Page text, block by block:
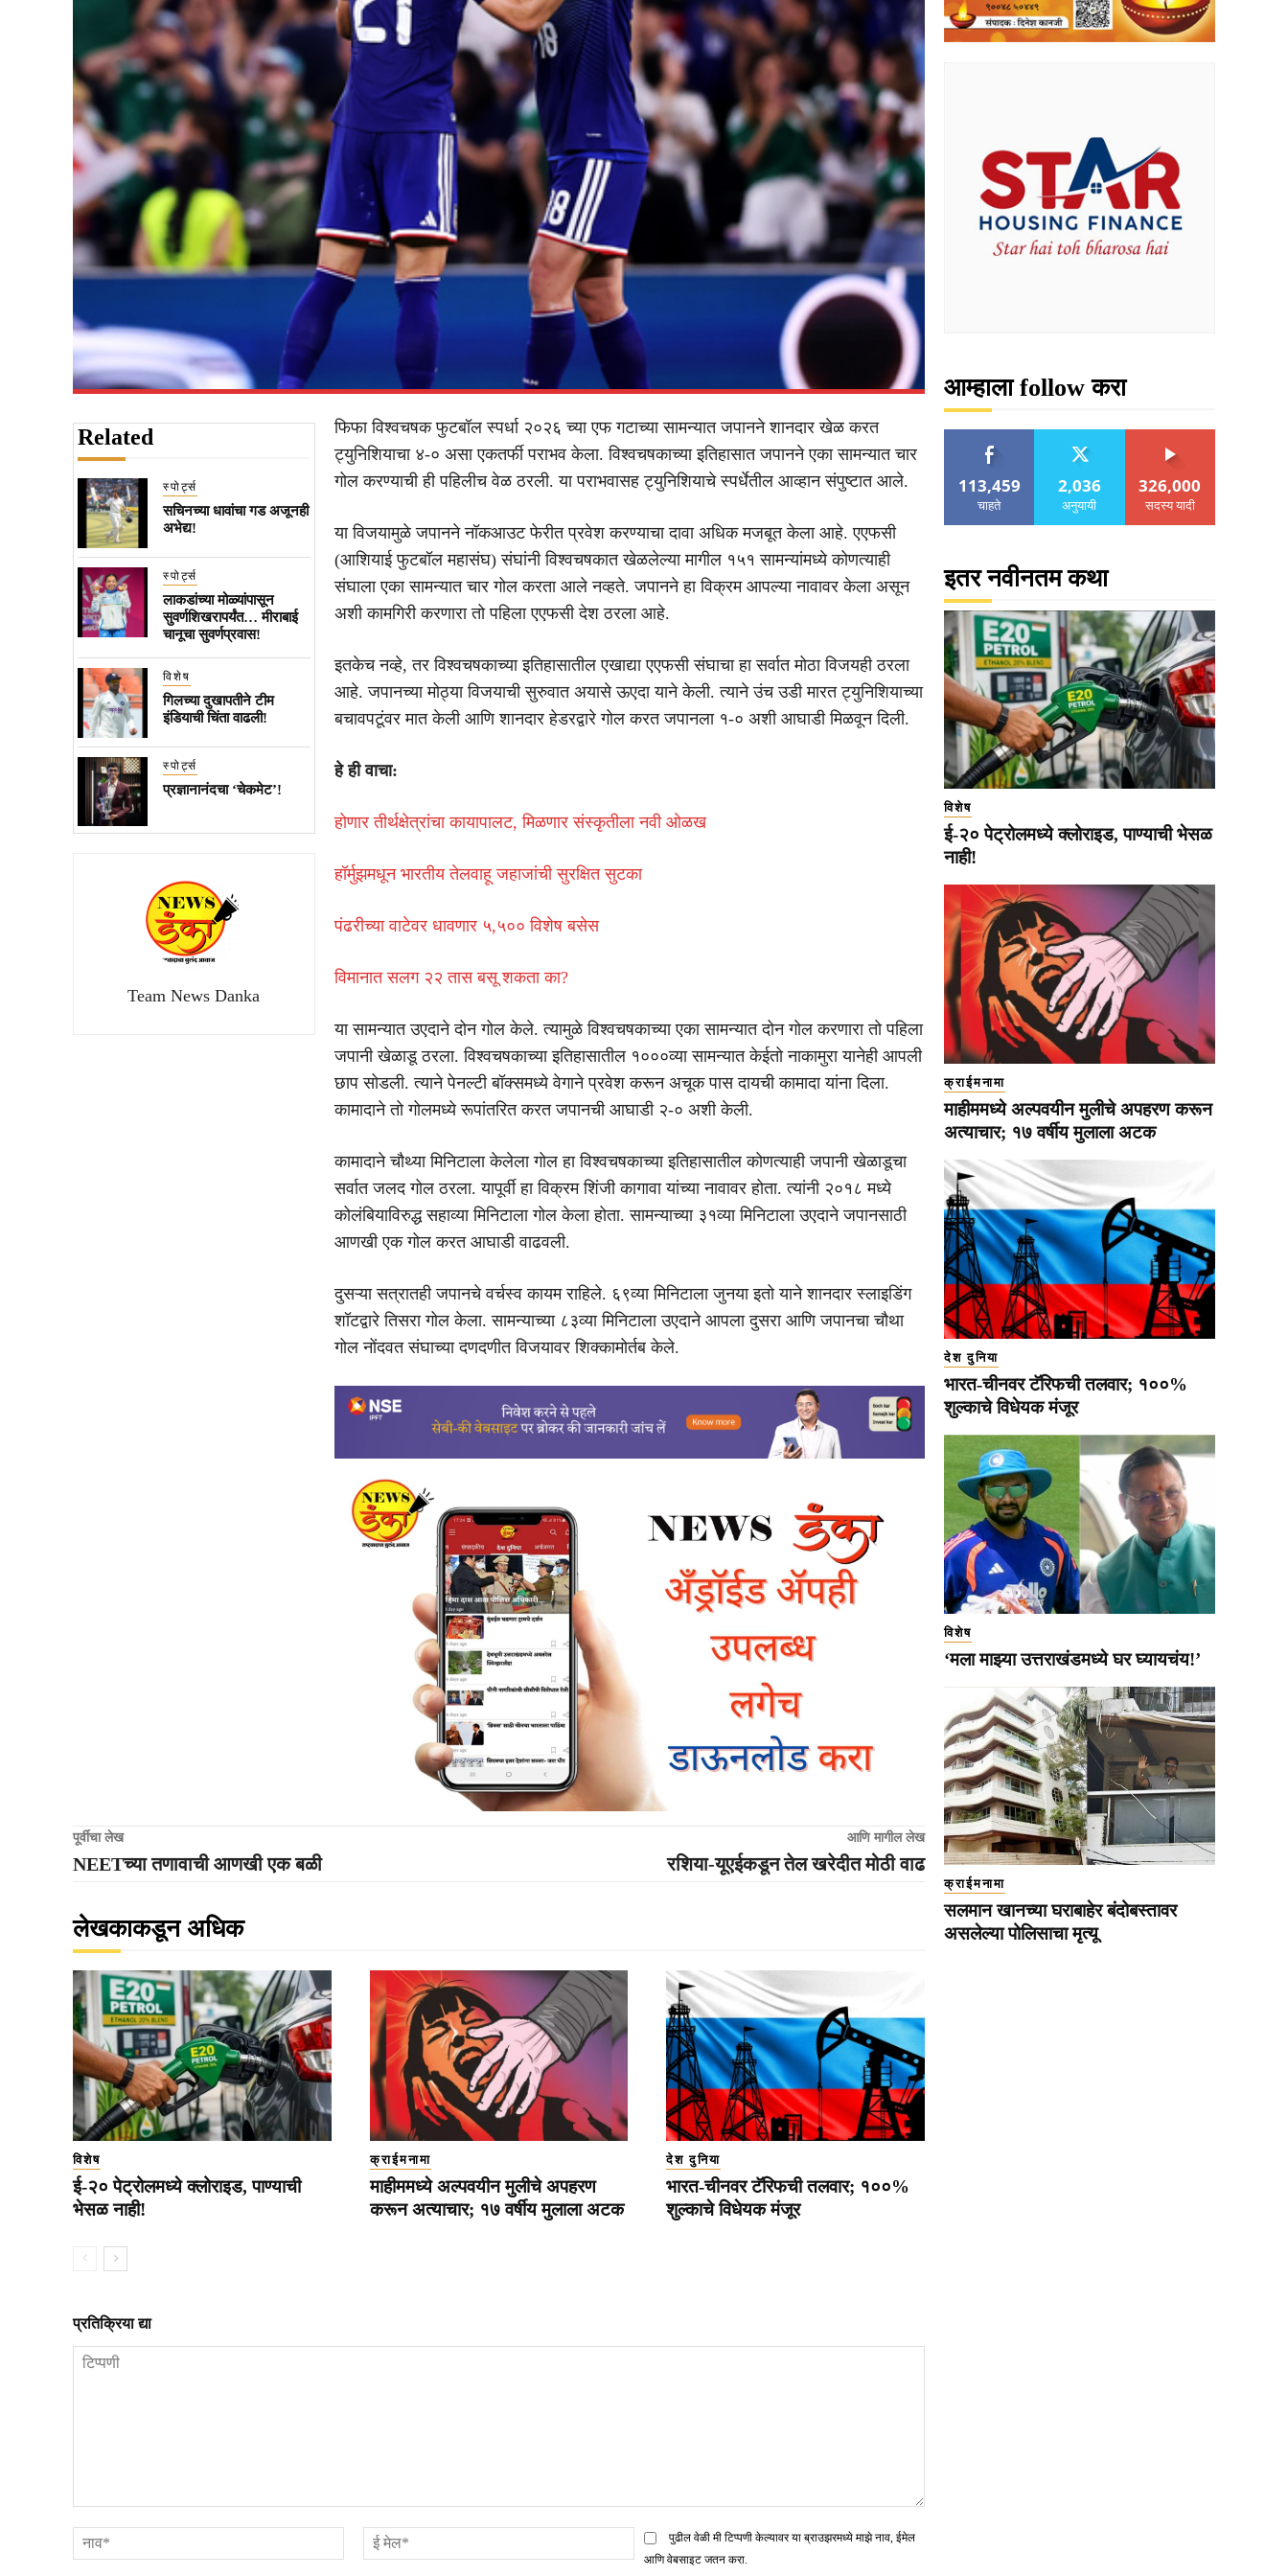
Related
स्पोर्ट्स
सचिनच्या धावांचा गड अजूनही
अभेद्य!
स्पोर्ट्स
लाकडांच्या मोळ्यांपासून
सुवर्णशिखरापर्यंत… मीराबाई
चानूचा सुवर्णप्रवास!
विशेष
गिलच्या दुखापतीने टीम
इंडियाची चिंता वाढली!
स्पोर्ट्स
प्रज्ञानानंदचा ‘चेकमेट’!
Team News Danka
फिफा विश्वचषक फुटबॉल स्पर्धा २०२६ च्या एफ गटाच्या सामन्यात जपानने शानदार खेळ करत
ट्युनिशियाचा ४-० असा एकतर्फी पराभव केला. विश्वचषकाच्या इतिहासात जपानने एका सामन्यात चार
गोल करण्याची ही पहिलीच वेळ ठरली. या पराभवासह ट्युनिशियाचे स्पर्धेतील आव्हान संपुष्टात आले.
या विजयामुळे जपानने नॉकआउट फेरीत प्रवेश करण्याचा दावा अधिक मजबूत केला आहे. एएफसी
(आशियाई फुटबॉल महासंघ) संघांनी विश्वचषकात खेळलेल्या मागील १५१ सामन्यांमध्ये कोणत्याही
संघाला एका सामन्यात चार गोल करता आले नव्हते. जपानने हा विक्रम आपल्या नावावर केला असून
अशी कामगिरी करणारा तो पहिला एएफसी देश ठरला आहे.
इतकेच नव्हे, तर विश्वचषकाच्या इतिहासातील एखाद्या एएफसी संघाचा हा सर्वात मोठा विजयही ठरला
आहे. जपानच्या मोठ्या विजयाची सुरुवात अयासे ऊएदा याने केली. त्याने उंच उडी मारत ट्युनिशियाच्या
बचावपटूंवर मात केली आणि शानदार हेडरद्वारे गोल करत जपानला १-० अशी आघाडी मिळवून दिली.
हे ही वाचा:
होणार तीर्थक्षेत्रांचा कायापालट, मिळणार संस्कृतीला नवी ओळख
हॉर्मुझमधून भारतीय तेलवाहू जहाजांची सुरक्षित सुटका
पंढरीच्या वाटेवर धावणार ५,५०० विशेष बसेस
विमानात सलग २२ तास बसू शकता का?
या सामन्यात उएदाने दोन गोल केले. त्यामुळे विश्वचषकाच्या एका सामन्यात दोन गोल करणारा तो पहिला
जपानी खेळाडू ठरला. विश्वचषकाच्या इतिहासातील १०००व्या सामन्यात केईतो नाकामुरा यानेही आपली
छाप सोडली. त्याने पेनल्टी बॉक्समध्ये वेगाने प्रवेश करून अचूक पास दायची कामादा यांना दिला.
कामादाने तो गोलमध्ये रूपांतरित करत जपानची आघाडी २-० अशी केली.
कामादाने चौथ्या मिनिटाला केलेला गोल हा विश्वचषकाच्या इतिहासातील कोणत्याही जपानी खेळाडूचा
सर्वात जलद गोल ठरला. यापूर्वी हा विक्रम शिंजी कागावा यांच्या नावावर होता. त्यांनी २०१८ मध्ये
कोलंबियाविरुद्ध सहाव्या मिनिटाला गोल केला होता. सामन्याच्या ३१व्या मिनिटाला उएदाने जपानसाठी
आणखी एक गोल करत आघाडी वाढवली.
दुसऱ्या सत्रातही जपानचे वर्चस्व कायम राहिले. ६९व्या मिनिटाला जुनया इतो याने शानदार स्लाइडिंग
शॉटद्वारे तिसरा गोल केला. सामन्याच्या ८३व्या मिनिटाला उएदाने आपला दुसरा आणि जपानचा चौथा
गोल नोंदवत संघाच्या दणदणीत विजयावर शिक्कामोर्तब केले.
पूर्वीचा लेख
NEETच्या तणावाची आणखी एक बळी
आणि मागील लेख
रशिया-यूएईकडून तेल खरेदीत मोठी वाढ
लेखकाकडून अधिक
विशेष
ई-२० पेट्रोलमध्ये क्लोराइड, पाण्याची
भेसळ नाही!
क्राईमनामा
माहीममध्ये अल्पवयीन मुलीचे अपहरण
करून अत्याचार; १७ वर्षीय मुलाला अटक
देश दुनिया
भारत-चीनवर टॅरिफची तलवार; १००%
शुल्काचे विधेयक मंजूर
प्रतिक्रिया द्या
नाव*
मेल*
पुढील वेळी मी टिप्पणी केल्यावर या ब्राउझरमध्ये माझे नाव, ईमेल
आणि वेबसाइट जतन करा.
आम्हाला follow करा
113,459
चाहते
2,036
अनुयायी
326,000
सदस्य यादी
इतर नवीनतम कथा
विशेष
ई-२० पेट्रोलमध्ये क्लोराइड, पाण्याची भेसळ
नाही!
क्राईमनामा
माहीममध्ये अल्पवयीन मुलीचे अपहरण करून
अत्याचार; १७ वर्षीय मुलाला अटक
देश दुनिया
भारत-चीनवर टॅरिफची तलवार; १००%
शुल्काचे विधेयक मंजूर
विशेष
‘मला माझ्या उत्तराखंडमध्ये घर घ्यायचंय!’
क्राईमनामा
सलमान खानच्या घराबाहेर बंदोबस्तावर
असलेल्या पोलिसाचा मृत्यू